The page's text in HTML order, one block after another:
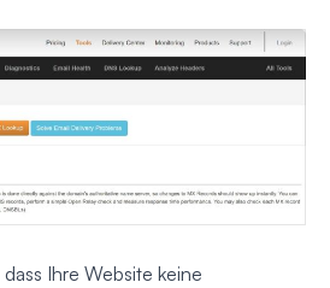
Ihre Website keine